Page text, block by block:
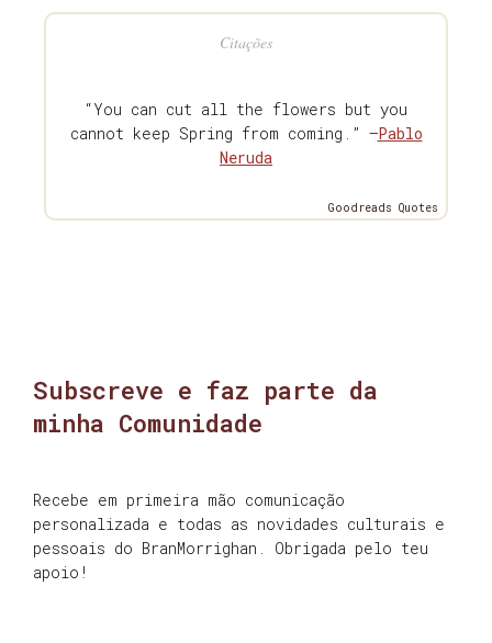
Citações
“You can cut all the flowers but you
cannot keep Spring from coming.” —Pablo
Neruda
Goodreads Quotes
Subscreve e faz parte da
minha Comunidade
Recebe em primeira mão comunicação
personalizada e todas as novidades culturais e
pessoais do BranMorrighan. Obrigada pelo teu
apoio!